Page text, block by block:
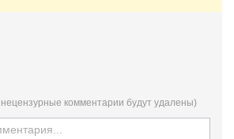
комментарии будут удалены)